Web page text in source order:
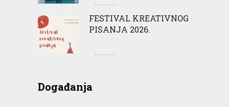
FESTIVAL KREATIVNOG
PISANJA 2026.
Događanja